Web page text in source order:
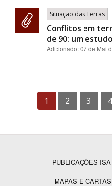
Situação das Terras
Conflitos em
de 90: um
Adicionado:07 de Mai
1 2 3 4
Rodapé
PUBLICAÇÕES ISA
MAPAS E